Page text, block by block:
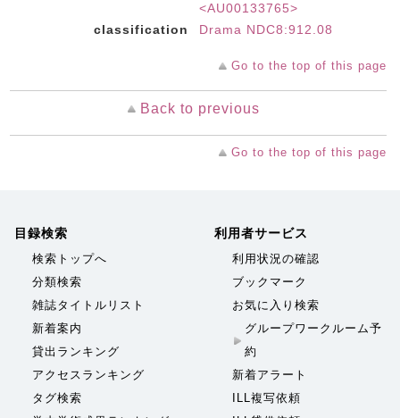
<AU00133765>
classification
Drama NDC8:912.08
Go to the top of this page
Back to previous
Go to the top of this page
目録検索
検索トップへ
分類検索
雑誌タイトルリスト
新着案内
貸出ランキング
アクセスランキング
タグ検索
利用者サービス
利用状況の確認
ブックマーク
お気に入り検索
グループワークルーム予
約
新着アラート
ILL複写依頼